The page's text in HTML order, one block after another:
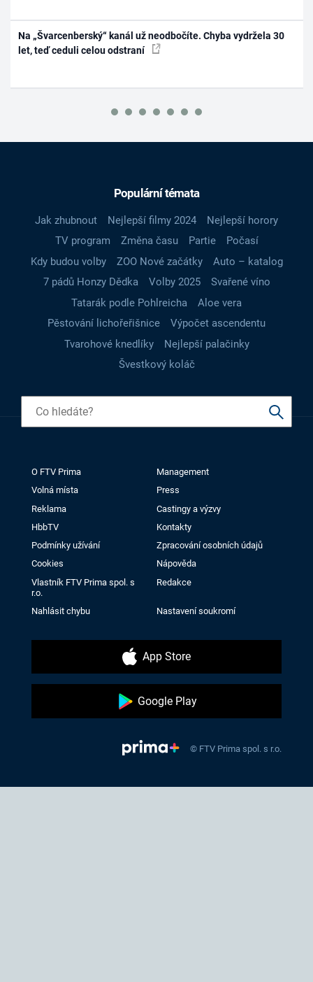
Na „Švarcenberský“ kanál už neodbočíte. Chyba vydržela 30
let, teď ceduli celou odstraní
Populární témata
Jak zhubnout Nejlepší filmy 2024
Nejlepší horory
TV program
Změna času Partie
Počasí
Kdy budou volby
ZOO Nové začátky
Auto – katalog
7 pádů Honzy Dědka
Volby 2025
Svařené víno
Tatarák podle Pohlreicha
Aloe vera
Pěstování lichořeřišnice
Výpočet ascendentu
Tvarohové knedlíky
Nejlepší palačinky
Švestkový koláč
O FTV Prima
Management
Volná místa
Press
Reklama
Castingy a výzvy
HbbTV
Kontakty
Podmínky užívání
Zpracování osobních údajů
Cookies
Nápověda
Vlastník FTV Prima spol. s
r.o.
Redakce
Nahlásit chybu Nastavení soukromí
App Store
Google Play
© FTV Prima spol. s r.o.